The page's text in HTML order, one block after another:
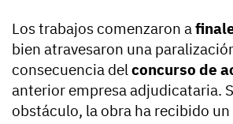
Los trabajos comenzaron a
bien atravesaron una
consecuencia delconcurso de
anterior empresa adjudicataria.
obstáculo, la obra ha recibido